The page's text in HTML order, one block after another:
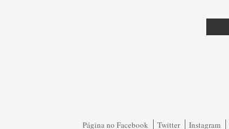
Página no Facebook
Twitter Instagram